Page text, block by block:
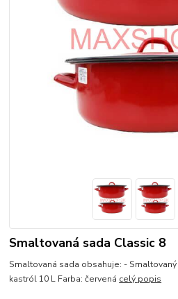
Smaltovaná sada Classic 8
Smaltovaná sada obsahuje: -
kastról 10 L Farba: červená celý popis